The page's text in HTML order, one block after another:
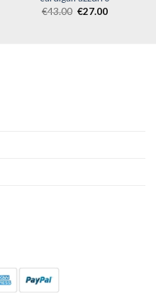
€43.00 €27.00